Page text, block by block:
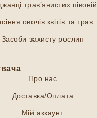
трав’янистих півоній
овочів квітів та трав
Засоби захисту рослин
Про нас
Доставка/Оплата
Мій аккаунт